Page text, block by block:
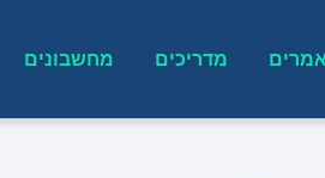
מדריכים מחשבונים